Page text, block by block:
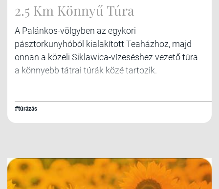
2.5 Km Könnyű Túra
A Palánkos-völgyben az egykori
pásztorkunyhóból kialakított Teaházhoz, majd
onnan a közeli Siklawica-vízeséshez vezető túra
a könnyebb tátrai túrák közé tartozik.
#túrázás